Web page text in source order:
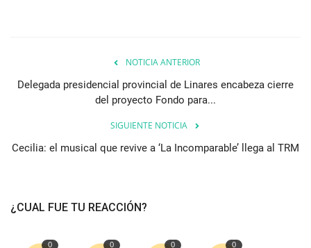
NOTICIA ANTERIOR
Delegada presidencial provincial de Linares encabeza cierre
del proyecto Fondo para...
SIGUIENTE NOTICIA
Cecilia: el musical que revive a ‘La Incomparable’ llega al TRM
¿CUAL FUE TU REACCIÓN?
0 0 0 0